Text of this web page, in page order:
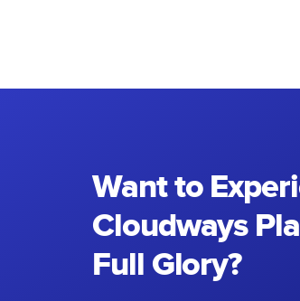
Want to
Cloudways
Full Glory?